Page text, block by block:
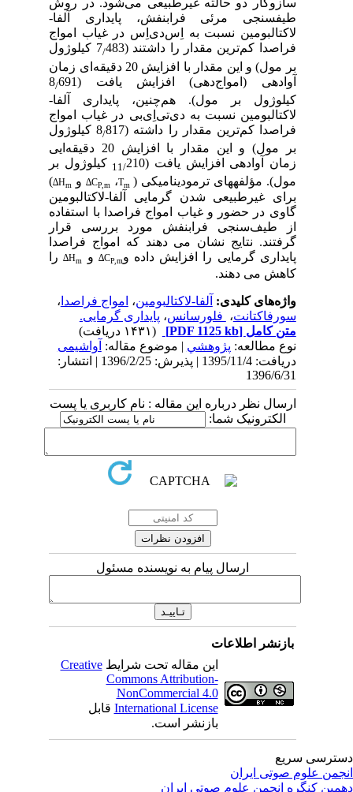
سازوکار دو حالته غیرطبیعی می‌شود.در روش
طیف­سنجی مرئی
فرابنفش، پایداری آلفا-
لاکتالبومین نسبت به اِس‌دی‌اِس در غیاب امواج
فراصدا کم‌ترین مقدار را داشتند (7
/483
کیلوژول
بر مول
) و این مقدار با افزایش 20 دقیقه‌ای زمان
ﺁوادهی (امواج‌دهی) افزایش یافت (8
/691
کیلوژول بر مول).
هم‌چنین، پایداری آلفا-
لاکتالبومیننسبت به دی‌تی‌اِی‌بی در غیاب امواج
فراصدا کم‌ترین مقدار را داشته (8
/ 817 کیلوژول
بر مول‌) و این مقدار با افزایش 20 دقیقه‌ایی
زمان ﺁوادهی افزایش یافت (
11/210 کیلوژول بر
مول). مؤلفه­های ترمودینامیکی )
T m ، CP,m
∆ و H m
∆
)
برای غیرطبیعی­ شدن گرمایی آلفا-لاکتالبومین
گاوی در حضور و غیاب امواج فراصدا با استفاده
از طیف‌سنجی فرابنفش مورد بررسی قرار
گرفتند. نتایج نشان می ­دهند که امواج فراصدا
پایداری گرمایی را افزایش داده و
CP,m
∆ و H m
∆ را
کاهش می­ دهند.
واژه‌های کلیدی:آلفا-لاکتالبومین،امواج فراصدا،
سورفاکتانت،‌ فلورسانس،پایداری گرمایی.
متن کامل[PDF 1125 kb]
نوع مطالعه:پژوهشي| موضوع مقاله:آواشیمی
دریافت: 1395/11/4 | پذیرش: 1396/2/25 | انتشار:
1396/6/31
ارسال نظر درباره این مقاله : نام کاربری یا پست
الکترونیک شما:
ارسال پیام به نویسنده مسئول
بازنشر اطلاعات
این مقاله تحت شرایطCreative
Commons Attribution-
NonCommercial 4.0
International Licenseقابل
بازنشر است.
سریع
علوم صوتی ایران
کنگره انجمن علوم صوتی ایران